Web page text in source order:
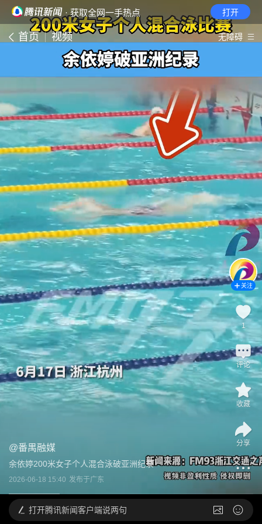
· 获取全网一手热点 打开
首页 视频 无障碍
@番禺融媒
余依婷200米女子个人混合泳破亚洲纪录
2026-06-18 15:40 发布于广东
关注
1
评论
收藏
分享
打开腾讯新闻客户端说两句